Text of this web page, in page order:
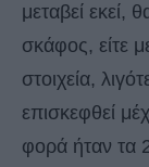
μεταβεί εκεί,
σκάφος, είτε
στοιχεία,
επισκεφθεί
φορά ήταν τα